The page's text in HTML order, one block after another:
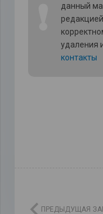
данный
удаления
контакты
ПРЕДЫДУЩАЯ